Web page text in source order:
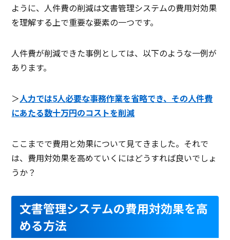
ように、人件費の削減は文書管理システムの費用対効果
を理解する上で重要な要素の一つです。
人件費が削減できた事例としては、以下のような一例が
あります。
＞人力では5人必要な事務作業を省略でき、その人件費
にあたる数十万円のコストを削減
ここまでで費用と効果について見てきました。それで
は、費用対効果を高めていくにはどうすれば良いでしょ
うか？
文書管理システムの費用対効果を高
める方法